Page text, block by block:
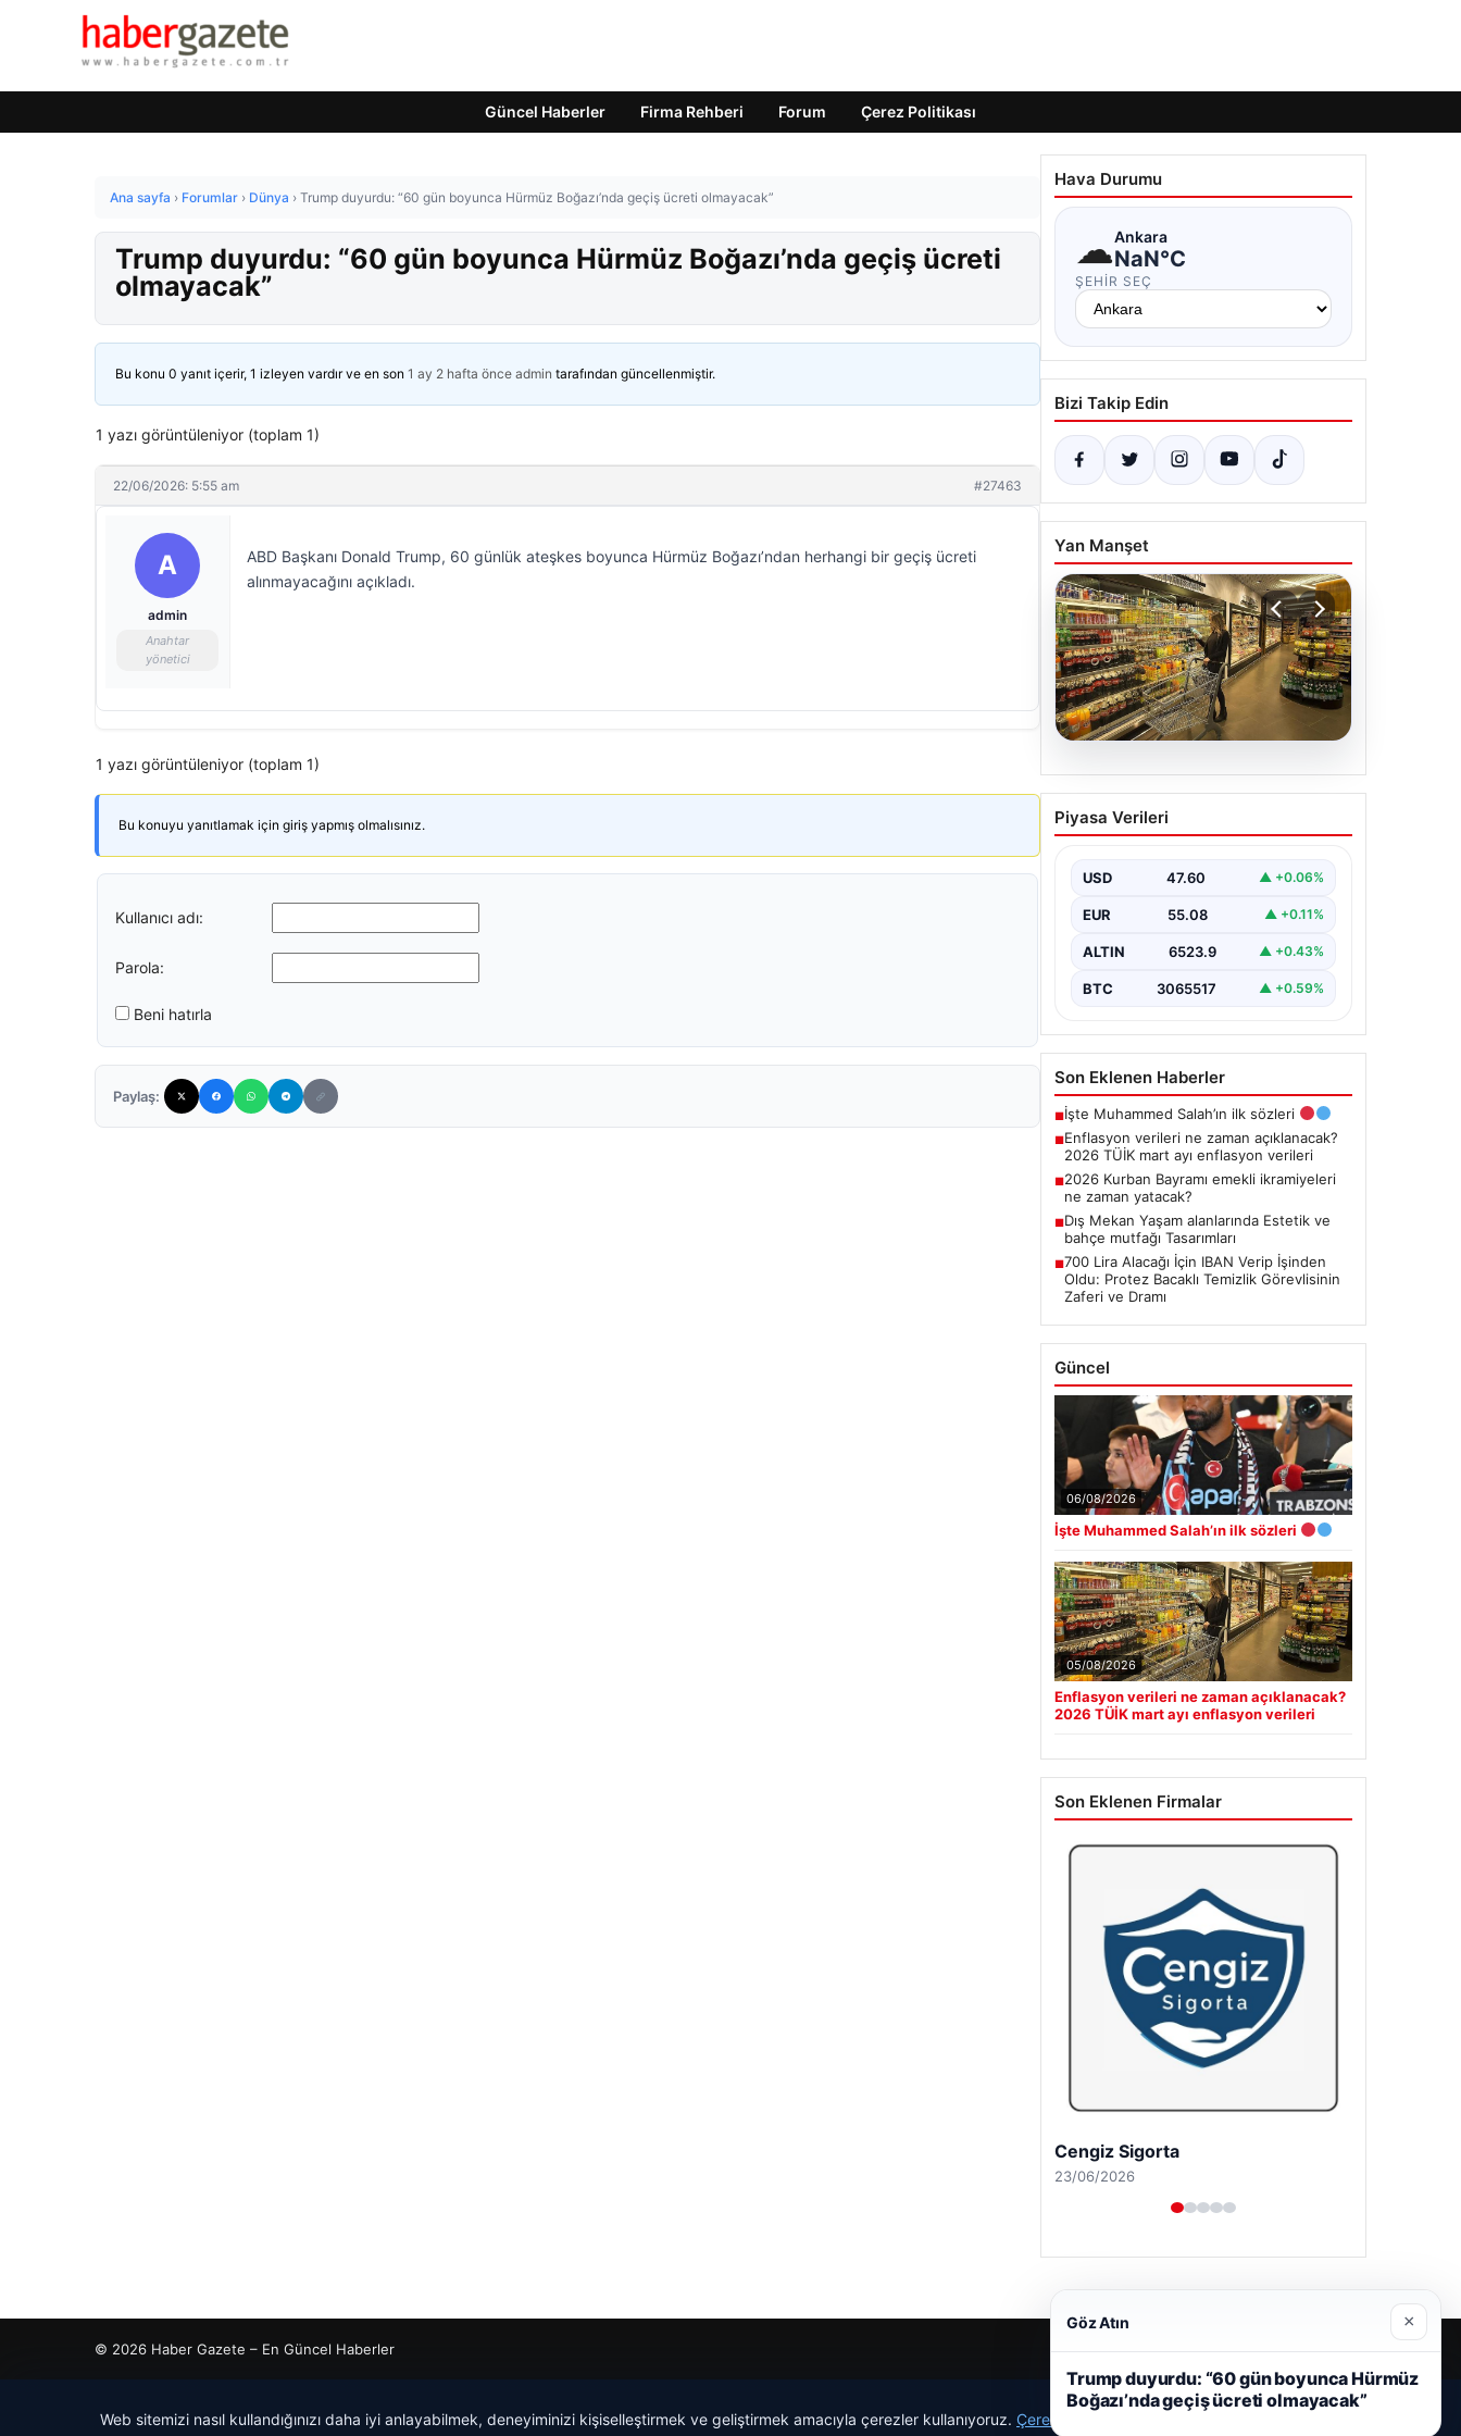
Güncel Haberler Firma Rehberi Forum Çerez Politikası
Ana sayfa › Forumlar › Dünya › Trump duyurdu: “60 gün boyunca Hürmüz Boğazı’nda geçiş ücreti olmayacak”
Trump duyurdu: “60 gün boyunca Hürmüz Boğazı’nda geçiş ücreti
olmayacak”
Bu konu 0 yanıt içerir, 1 izleyen vardır ve en son 1 ay 2 hafta önce admin tarafından güncellenmiştir.
1 yazı görüntüleniyor (toplam 1)
22/06/2026: 5:55 am #27463
A
admin
Anahtar
yönetici
ABD Başkanı Donald Trump, 60 günlük ateşkes boyunca Hürmüz Boğazı’ndan herhangi bir geçiş ücreti
alınmayacağını açıkladı.
1 yazı görüntüleniyor (toplam 1)
Bu konuyu yanıtlamak için giriş yapmış olmalısınız.
Kullanıcı adı:
Parola:
Beni hatırla
Paylaş:
Hava Durumu
☁Ankara
NaN°C
ŞEHIR SEÇ
Bizi Takip Edin
Yan Manşet
Enflasyon verileri ne
zaman açıklanacak? 2026
verileri
Piyasa Verileri
USD 47.60 ▲ +0.06%
EUR 55.08 ▲ +0.11%
ALTIN 6523.9 ▲ +0.43%
BTC 3065517 ▲ +0.59%
Son Eklenen Haberler
■İşte Muhammed Salah’ın ilk sözleri
■Enflasyon verileri ne zaman açıklanacak?
2026 TÜİK mart ayı enflasyon verileri
■2026 Kurban Bayramı emekli ikramiyeleri
ne zaman yatacak?
■Dış Mekan Yaşam alanlarında Estetik ve
bahçe mutfağı Tasarımları
■700 Lira Alacağı İçin IBAN Verip İşinden
Oldu: Protez Bacaklı Temizlik Görevlisinin
Zaferi ve Dramı
Güncel
06/08/2026
İşte Muhammed Salah’ın ilk sözleri
05/08/2026
Enflasyon verileri ne zaman açıklanacak?
2026 TÜİK mart ayı enflasyon verileri
Son Eklenen Firmalar
Cengiz Sigorta
23/06/2026
© 2026 Haber Gazete – En Güncel Haberler
Web sitemizi nasıl kullandığınızı daha iyi anlayabilmek, deneyiminizi kişiselleştirmek ve geliştirmek amacıyla çerezler kullanıyoruz. Çerez Politikamız
Göz Atın ×
Trump duyurdu: “60 gün boyunca Hürmüz
Boğazı’nda geçiş ücreti olmayacak”